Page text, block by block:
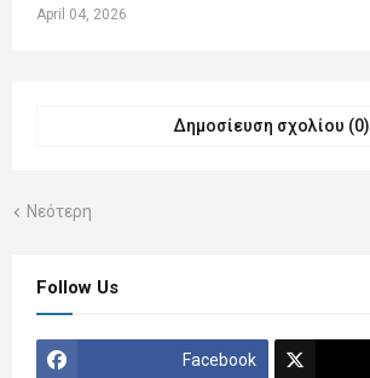
April 04, 2026
Δημοσίευση σχολίου (0)
Νεότερη
Follow Us
Facebook